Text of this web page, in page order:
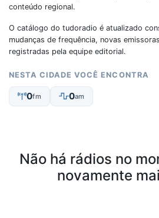
conteúdo regional.
O catálogo do tudoradio é atualizado
mudanças de frequência, novas
registradas pela equipe editorial.
NESTA CIDADE VOCÊ ENCONTRA
0fm 0am
Não há rádios no
novamente